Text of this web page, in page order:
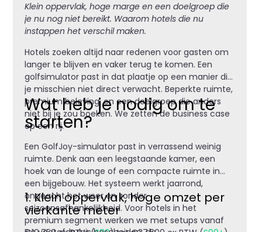
Klein oppervlak, hoge marge en een doelgroep die
je nu nog niet bereikt. Waarom hotels die nu
instappen het verschil maken.
Hotels zoeken altijd naar redenen voor gasten om
langer te blijven en vaker terug te komen. Een
golfsimulator past in dat plaatje op een manier die
je misschien niet direct verwacht. Beperkte ruimte,
premium beleving, en een doelgroep die anders
niet bij je zou boeken. We zetten de business case
op een rij.
Wat heb je nodig om te
starten?
Een GolfJoy-simulator past in verrassend weinig
ruimte. Denk aan een leegstaande kamer, een
hoek van de lounge of een compacte ruimte in
een bijgebouw. Het systeem werkt jaarrond,
ongeacht het weer en zonder
seizoensafhankelijkheid. Voor hotels in het
premium segment werken we met setups vanaf
1. Klein oppervlak, hoge omzet per
vierkante meter